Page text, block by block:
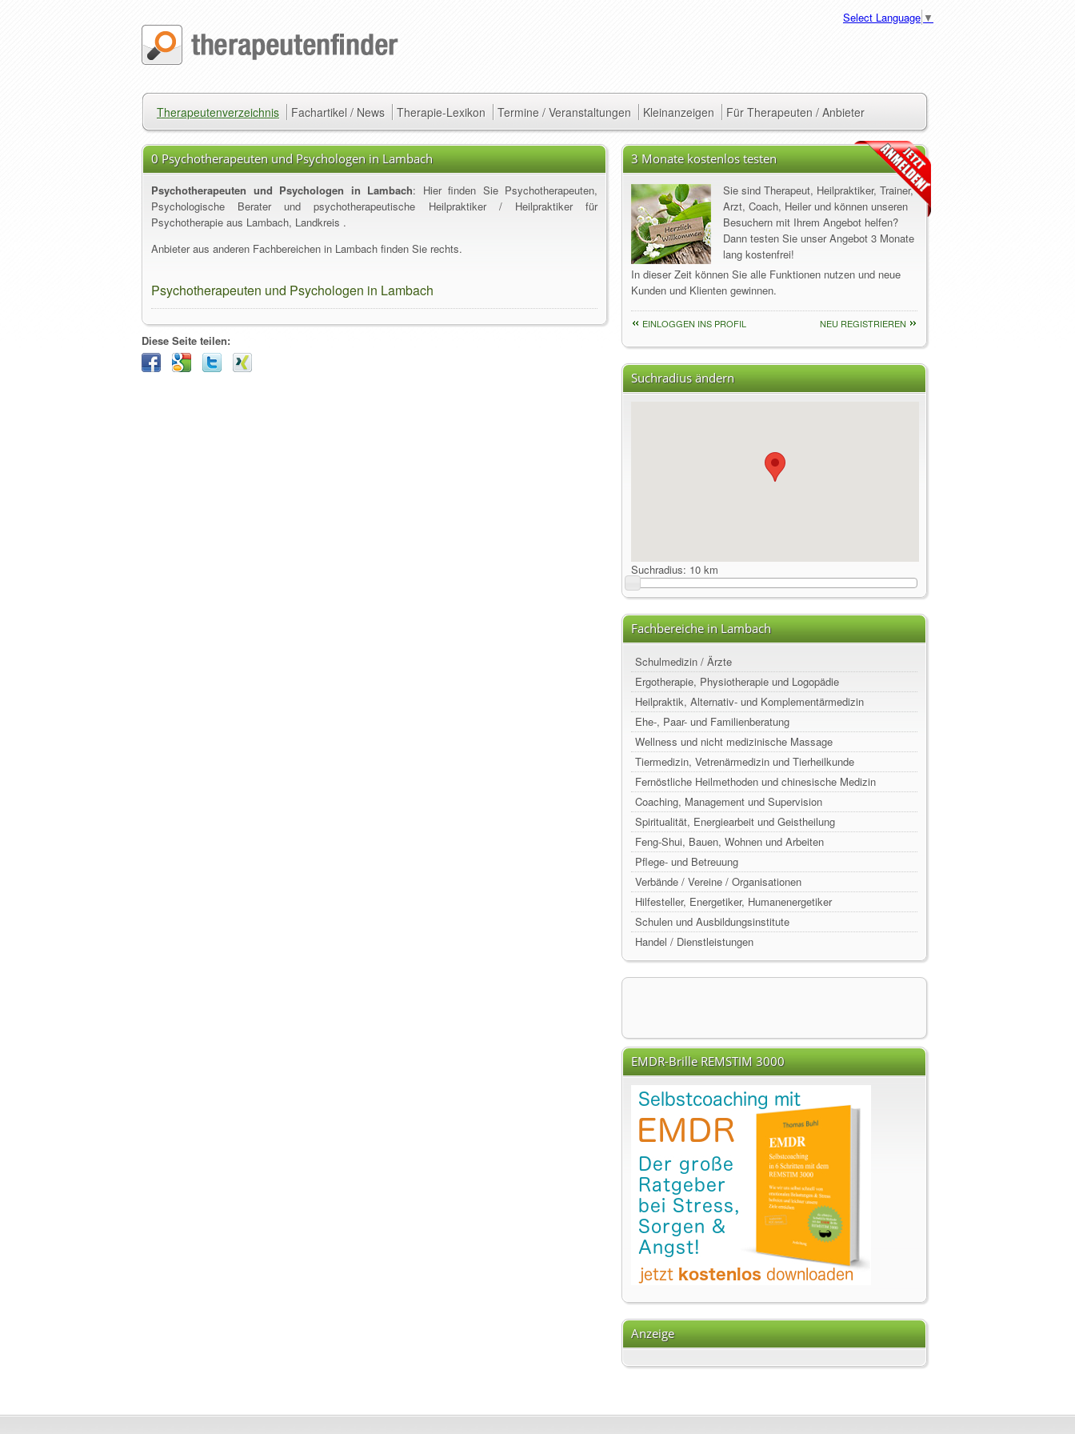
Select Language ▼
Therapeutenverzeichnis Fachartikel / News Therapie-Lexikon Termine / Veranstaltungen Kleinanzeigen Für Therapeuten / Anbieter
0 Psychotherapeuten und Psychologen in Lambach
Psychotherapeuten und Psychologen in Lambach: Hier finden Sie Psychotherapeuten,
Psychologische Berater und psychotherapeutische Heilpraktiker / Heilpraktiker für
Psychotherapie aus Lambach, Landkreis .
Anbieter aus anderen Fachbereichen in Lambach finden Sie rechts.
Psychotherapeuten und Psychologen in Lambach
Diese Seite teilen:
3 Monate kostenlos testen
Sie sind Therapeut, Heilpraktiker, Trainer,
Arzt, Coach, Heiler und können unseren
Besuchern mit Ihrem Angebot helfen?
Dann testen Sie unser Angebot 3 Monate
lang kostenfrei!
In dieser Zeit können Sie alle Funktionen nutzen und neue
Kunden und Klienten gewinnen.
EINLOGGEN INS PROFIL NEU REGISTRIEREN
Suchradius ändern
Suchradius: 10 km
Fachbereiche in Lambach
Schulmedizin / Ärzte
Ergotherapie, Physiotherapie und Logopädie
Heilpraktik, Alternativ- und Komplementärmedizin
Ehe-, Paar- und Familienberatung
Wellness und nicht medizinische Massage
Tiermedizin, Vetrenärmedizin und Tierheilkunde
Fernöstliche Heilmethoden und chinesische Medizin
Coaching, Management und Supervision
Spiritualität, Energiearbeit und Geistheilung
Feng-Shui, Bauen, Wohnen und Arbeiten
Pflege- und Betreuung
Verbände / Vereine / Organisationen
Hilfesteller, Energetiker, Humanenergetiker
Schulen und Ausbildungsinstitute
Handel / Dienstleistungen
EMDR-Brille REMSTIM 3000
Anzeige